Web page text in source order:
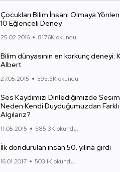
Çocukları Bilim İnsanı Olmaya
10 Eğlenceli Deney
25.02.2016 817.6K okundu.
Bilim dünyasının en korkunç deneyi:
Albert
27.05.2015 595.5K okundu.
Ses Kaydımızı Dinlediğimizde
Neden Kendi Duyduğumuzdan Farklı
Algılarız?
11.05.2015 585.3K okundu.
İlk dondurulan insan 50. yılına girdi
16.01.2017 503.1K okundu.